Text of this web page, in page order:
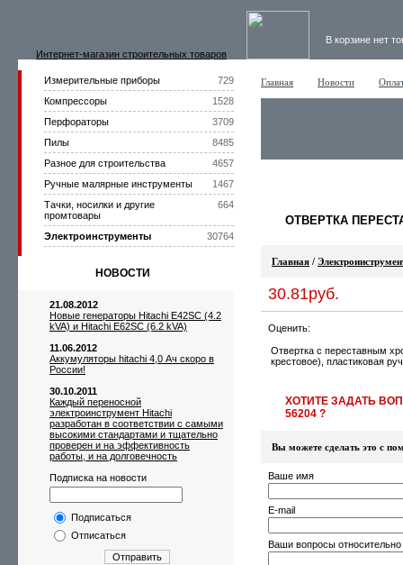
Интернет-магазин строительных товаров
В корзине нет
729
Измерительные приборы
1528
Компрессоры
3709
Перфораторы
8485
Пилы
4657
Разное для строительства
1467
Ручные малярные инструменты
664
Тачки, носилки и другие
промтовары
30764
Электроинструменты
НОВОСТИ
21.08.2012
Новые генераторы Hitachi E42SC (4.2
kVA) и Hitachi E62SC (6.2 kVA)
11.06.2012
Аккумуляторы hitachi 4,0 Ач скоро в
России!
30.10.2011
Каждый переносной
электроинструмент Hitachi
разработан в соответствии с самыми
высокими стандартами и тщательно
проверен и на эффективность
работы, и на долговечность
Подписка на новости
Подписаться
Отписаться
Отправить
Главная Новости
ОТВЕРТКА
Главная /
30.81руб.
Оценить:
Отвертка с переставным
крестовое), пластиковая
ХОТИТЕ ЗАДАТЬ
56204 ?
Вы можете сделать это с
Ваше имя
E-mail
Ваши вопросы относительно